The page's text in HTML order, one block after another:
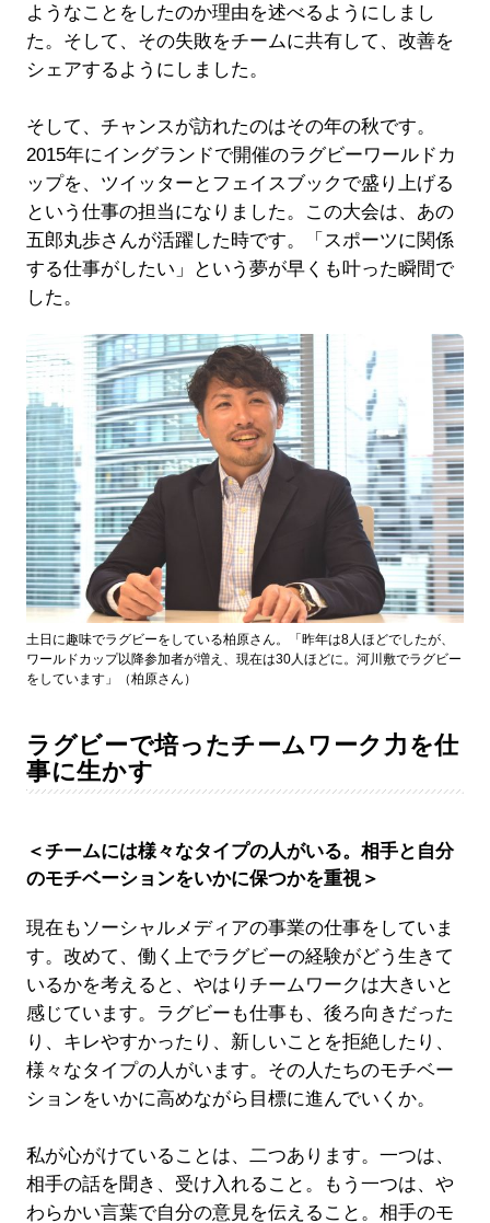
ようなことをしたのか理由を述べるようにしまし
た。そして、その失敗をチームに共有して、改善を
シェアするようにしました。
そして、チャンスが訪れたのはその年の秋です。
2015年にイングランドで開催のラグビーワールドカ
ップを、ツイッターとフェイスブックで盛り上げる
という仕事の担当になりました。この大会は、あの
五郎丸歩さんが活躍した時です。「スポーツに関係
する仕事がしたい」という夢が早くも叶った瞬間で
した。
土日に趣味でラグビーをしている柏原さん。「昨年は8人ほどでしたが、
ワールドカップ以降参加者が増え、現在は30人ほどに。河川敷でラグビー
をしています」（柏原さん）
ラグビーで培ったチームワーク力を仕
事に生かす
＜チームには様々なタイプの人がいる。相手と自分
のモチベーションをいかに保つかを重視＞
現在もソーシャルメディアの事業の仕事をしていま
す。改めて、働く上でラグビーの経験がどう生きて
いるかを考えると、やはりチームワークは大きいと
感じています。ラグビーも仕事も、後ろ向きだった
り、キレやすかったり、新しいことを拒絶したり、
様々なタイプの人がいます。その人たちのモチベー
ションをいかに高めながら目標に進んでいくか。
私が心がけていることは、二つあります。一つは、
相手の話を聞き、受け入れること。もう一つは、や
わらかい言葉で自分の意見を伝えること。相手のモ